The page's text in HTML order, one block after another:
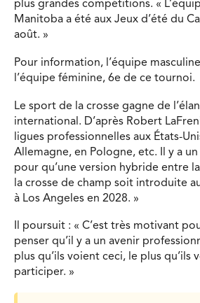
plus grandes compétitions. «
Manitoba a été aux Jeux d’été du
août. »
Pour information, l’équipe
l’équipe féminine, 6e de ce tournoi.
Le sport de la crosse gagne de
international. D’après Robert
ligues professionnelles aux États-
Allemagne, en Pologne, etc. Il y a
pour qu’une version hybride entre
la crosse de champ soit introduite
à Los Angeles en 2028. »
Il poursuit : « C’est très motivant
penser qu’il y a un avenir
plus qu’ils voient ceci, le plus qu’ils
participer. »